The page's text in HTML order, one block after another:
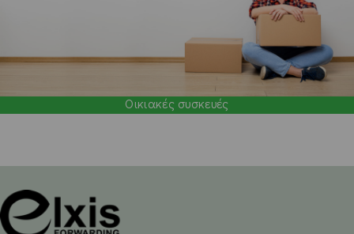
Οικιακές συσκευές